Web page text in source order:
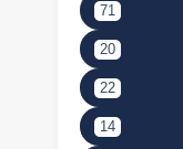
71
20
22
14